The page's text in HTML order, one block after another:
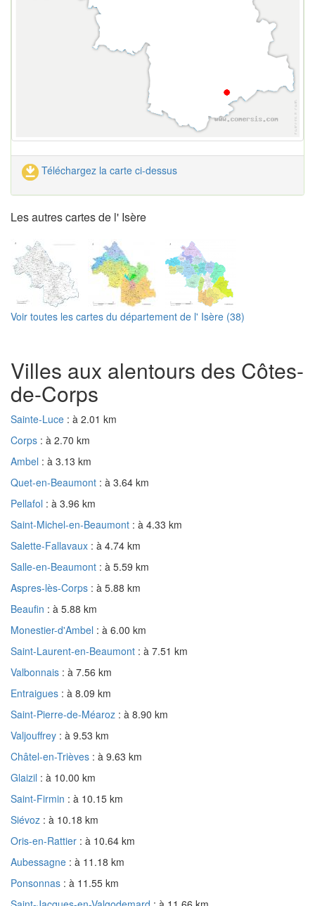
Téléchargez la carte ci-dessus
Les autres cartes de l' Isère
Voir toutes les cartes du département de l' Isère (38)
Villes aux alentours des Côtes-
de-Corps
Sainte-Luce : à 2.01 km
Corps : à 2.70 km
Ambel : à 3.13 km
Quet-en-Beaumont : à 3.64 km
Pellafol : à 3.96 km
Saint-Michel-en-Beaumont : à 4.33 km
Salette-Fallavaux : à 4.74 km
Salle-en-Beaumont : à 5.59 km
Aspres-lès-Corps : à 5.88 km
Beaufin : à 5.88 km
Monestier-d'Ambel : à 6.00 km
Saint-Laurent-en-Beaumont : à 7.51 km
Valbonnais : à 7.56 km
Entraigues : à 8.09 km
Saint-Pierre-de-Méaroz : à 8.90 km
Valjouffrey : à 9.53 km
Châtel-en-Trièves : à 9.63 km
Glaizil : à 10.00 km
Saint-Firmin : à 10.15 km
Siévoz : à 10.18 km
Oris-en-Rattier : à 10.64 km
Aubessagne : à 11.18 km
Ponsonnas : à 11.55 km